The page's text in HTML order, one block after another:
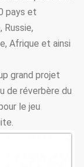
pays et
Russie,
Afrique et ainsi
grand projet
de réverbère du
le jeu